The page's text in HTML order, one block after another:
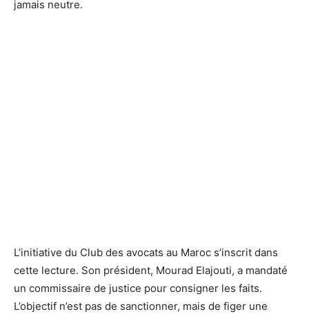
jamais neutre.
L’initiative du Club des avocats au Maroc s’inscrit dans
cette lecture. Son président, Mourad Elajouti, a mandaté
un commissaire de justice pour consigner les faits.
L’objectif n’est pas de sanctionner, mais de figer une